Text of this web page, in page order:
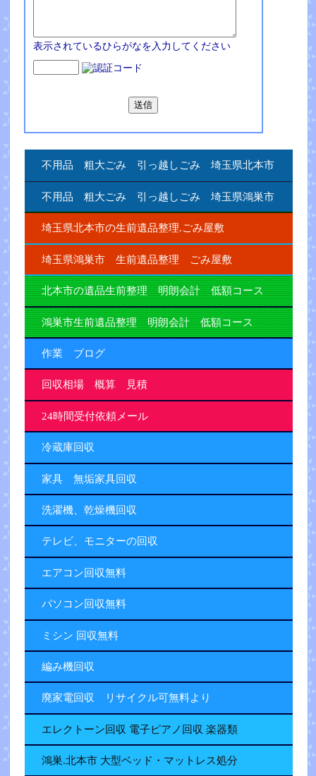
表示されているひらがなを入力してください
不用品 粗大ごみ 引っ越しごみ 埼玉県北本市
不用品 粗大ごみ 引っ越しごみ 埼玉県鴻巣市
埼玉県北本市の生前遺品整理.ごみ屋敷
埼玉県鴻巣市 生前遺品整理 ごみ屋敷
北本市の遺品生前整理 明朗会計 低額コース
鴻巣市生前遺品整理 明朗会計 低額コース
作業 ブログ
回収相場 概算 見積
24時間受付依頼メール
冷蔵庫回収
家具 無垢家具回収
洗濯機、乾燥機回収
テレビ、モニターの回収
エアコン回収無料
パソコン回収無料
ミシン 回収無料
編み機回収
廃家電回収 リサイクル可無料より
エレクトーン回収 電子ピアノ回収 楽器類
鴻巣.北本市 大型ベッド・マットレス処分